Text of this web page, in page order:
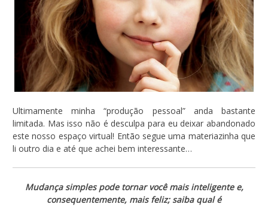
Ultimamente minha “produção pessoal” anda bastante
limitada. Mas isso não é desculpa para eu deixar abandonado
este nosso espaço virtual! Então segue uma materiazinha que
li outro dia e até que achei bem interessante…
Mudança simples pode tornar você mais inteligente e,
consequentemente, mais feliz; saiba qual é